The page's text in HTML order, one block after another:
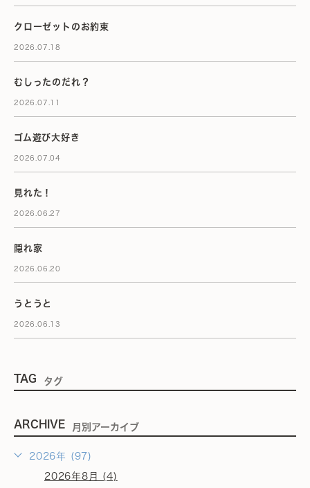
クローゼットのお約束
2026.07.18
むしったのだれ？
2026.07.11
ゴム遊び大好き
2026.07.04
見れた！
2026.06.27
隠れ家
2026.06.20
うとうと
2026.06.13
TAG タグ
ARCHIVE 月別アーカイブ
2026年 (97)
2026年8月 (4)